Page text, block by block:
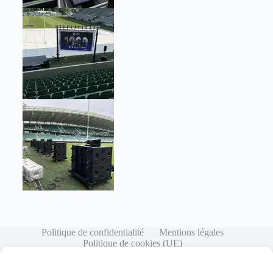
Politique de confidentialité
Mentions légales
Politique de cookies (UE)